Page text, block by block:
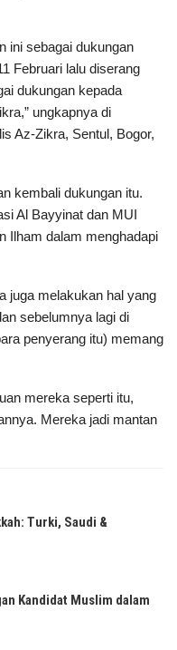
ini sebagai dukungan
Februari lalu diserang
dukungan kepada
ungkapnya di
Az-Zikra, Sentul, Bogor,
kembali dukungan itu.
Al Bayyinat dan MUI
Ilham dalam menghadapi
juga melakukan hal yang
sebelumnya lagi di
penyerang itu) memang
mereka seperti itu,
Mereka jadi mantan
Turki, Saudi &
Kandidat Muslim dalam